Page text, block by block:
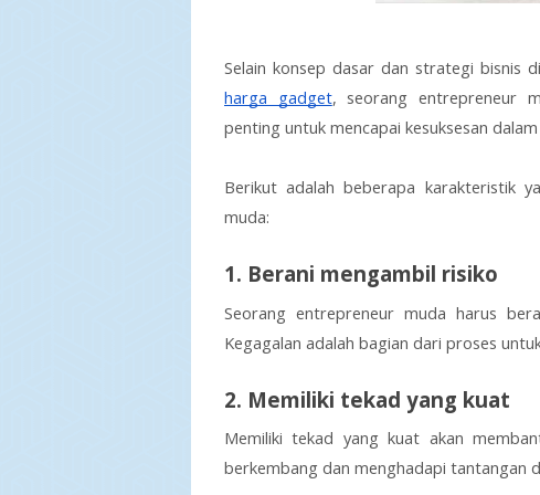
Selain konsep dasar dan strategi bisnis
harga gadget, seorang entrepreneur
penting untuk mencapai kesuksesan dalam
Berikut adalah beberapa karakteristik
muda:
1. Berani mengambil risiko
Seorang entrepreneur muda harus
Kegagalan adalah bagian dari proses
2. Memiliki tekad yang kuat
Memiliki tekad yang kuat akan
berkembang dan menghadapi tantangan